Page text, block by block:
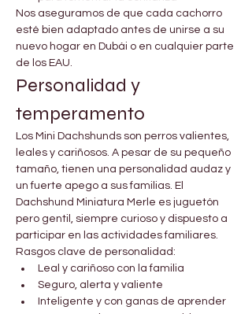
Nos aseguramos de que cada cachorro
esté bien adaptado antes de unirse a su
nuevo hogar en Dubái o en cualquier parte
de los EAU.
Personalidad y
temperamento
Los Mini Dachshunds son perros valientes,
leales y cariñosos. A pesar de su pequeño
tamaño, tienen una personalidad audaz y
un fuerte apego a sus familias. El
Dachshund Miniatura Merle es juguetón
pero gentil, siempre curioso y dispuesto a
participar en las actividades familiares.
Rasgos clave de personalidad:
Leal y cariñoso con la familia
Seguro, alerta y valiente
Inteligente y con ganas de aprender